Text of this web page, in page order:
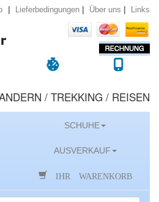
| Lieferbedingungen | Über uns | Links
/ TREKKING / REISEN
SCHUHE
AUSVERKAUF
IHR WARENKORB